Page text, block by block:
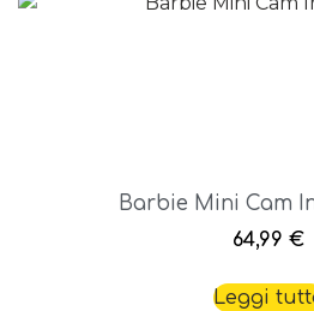
Barbie Mini Cam
64,99 €
Leggi